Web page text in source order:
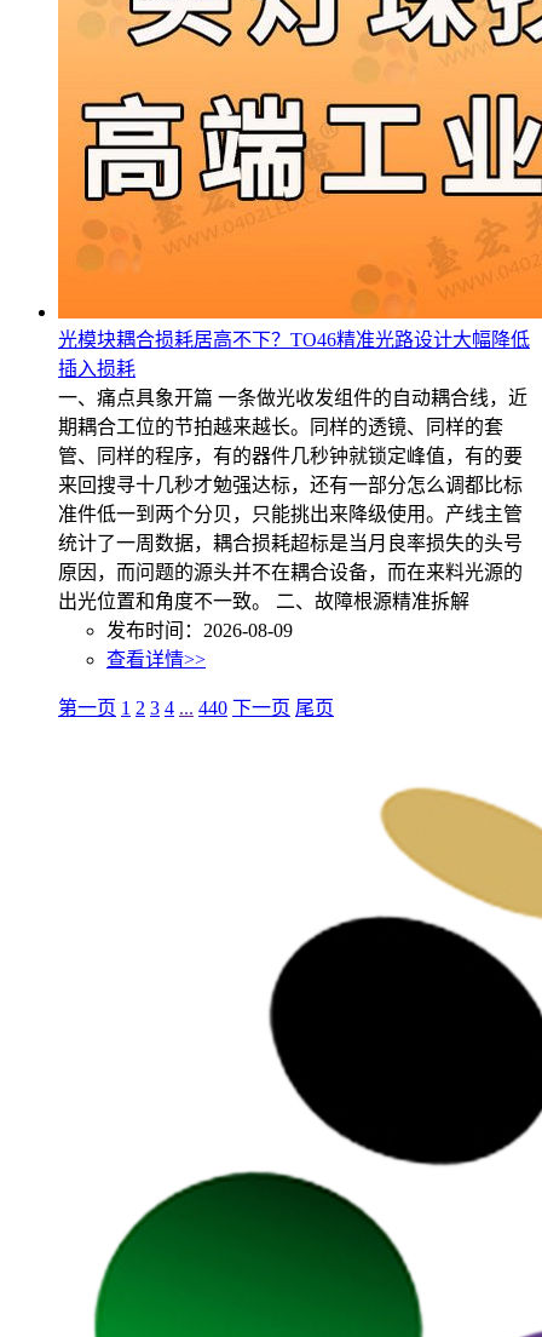
光模块耦合损耗居高不下？TO46精准光路设计大幅降低
插入损耗
一、痛点具象开篇 一条做光收发组件的自动耦合线，近
期耦合工位的节拍越来越长。同样的透镜、同样的套
管、同样的程序，有的器件几秒钟就锁定峰值，有的要
来回搜寻十几秒才勉强达标，还有一部分怎么调都比标
准件低一到两个分贝，只能挑出来降级使用。产线主管
统计了一周数据，耦合损耗超标是当月良率损失的头号
原因，而问题的源头并不在耦合设备，而在来料光源的
出光位置和角度不一致。 二、故障根源精准拆解
发布时间：2026-08-09
查看详情>>
第一页 1 2 3 4 ... 440 下一页 尾页